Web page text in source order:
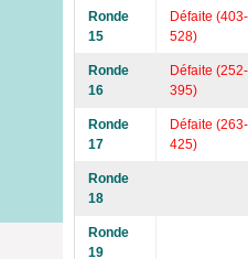
Ronde
15
Défaite (403-
528)
Ronde
16
Défaite (252-
395)
Ronde
17
Défaite (263-
425)
Ronde
18
Ronde
19